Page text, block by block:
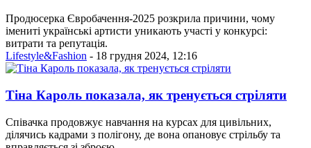
Продюсерка Євробачення-2025 розкрила причини, чому
імениті українські артисти уникають участі у конкурсі:
витрати та репутація.
Lifestyle&Fashion - 18 грудня 2024, 12:16
Тіна Кароль показала, як тренується стріляти
Співачка продовжує навчання на курсах для цивільних,
ділячись кадрами з полігону, де вона опановує стрільбу та